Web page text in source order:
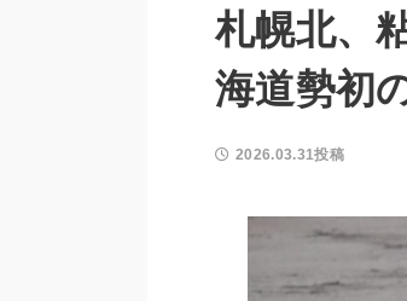
札幌北、
海道勢初
2026.03.31投稿